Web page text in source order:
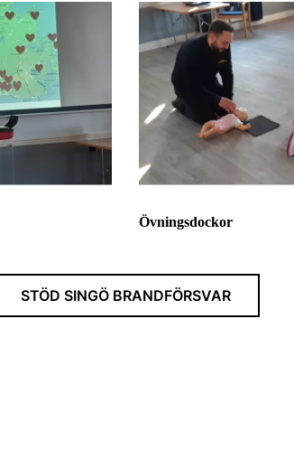
Övningsdockor
STÖD SINGÖ BRANDFÖRSVAR